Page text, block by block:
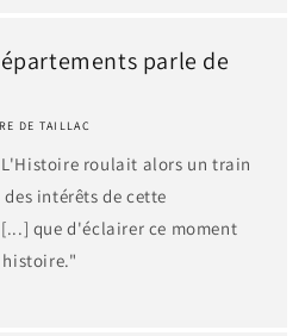
parle de
DE TAILLAC
roulait alors un train
intérêts de cette
que d'éclairer ce moment